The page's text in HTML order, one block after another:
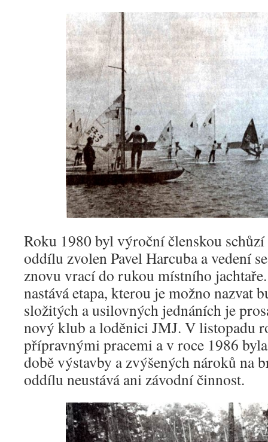
Roku 1980 byl výroční členskou
oddílu zvolen Pavel Harcuba a vedení
znovu vrací do rukou místního
nastává etapa, kterou je možno nazvat
složitých a usilovných jednáních je
nový klub a loděnici JMJ. V listopadu
přípravnými pracemi a v roce 1986
době výstavby a zvýšených nároků na
oddílu neustává ani závodní činnost.